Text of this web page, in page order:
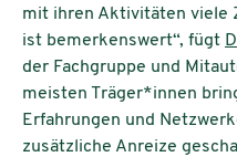
mit ihren Aktivitäten viele
ist bemerkenswert“, fügt
der Fachgruppe und
meisten Träger*innen
Erfahrungen und
zusätzliche Anreize